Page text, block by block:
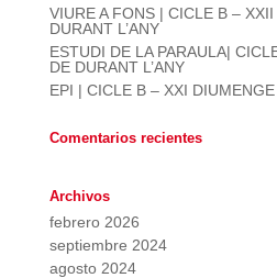
VIURE A FONS | CICLE B –
DURANT L’ANY
ESTUDI DE LA PARAULA|
DE DURANT L’ANY
EPI | CICLE B – XXI DIUMENGE
Comentarios recientes
Archivos
febrero 2026
septiembre 2024
agosto 2024